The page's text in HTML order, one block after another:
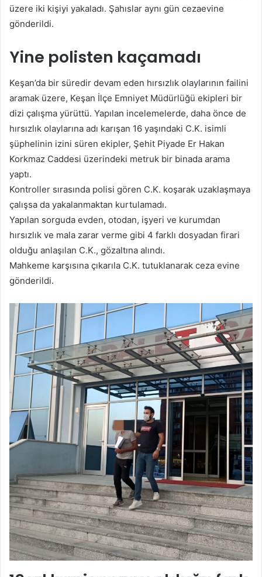
üzere iki kişiyi yakaladı. Şahıslar aynı gün cezaevine
gönderildi.
Yine polisten kaçamadı
Keşan’da bir süredir devam eden hırsızlık olaylarının failini
aramak üzere, Keşan İlçe Emniyet Müdürlüğü ekipleri bir
dizi çalışma yürüttü. Yapılan incelemelerde, daha önce de
hırsızlık olaylarına adı karışan 16 yaşındaki C.K. isimli
şüphelinin izini süren ekipler, Şehit Piyade Er Hakan
Korkmaz Caddesi üzerindeki metruk bir binada arama
yaptı.
Kontroller sırasında polisi gören C.K. koşarak uzaklaşmaya
çalışsa da yakalanmaktan kurtulamadı.
Yapılan sorguda evden, otodan, işyeri ve kurumdan
hırsızlık ve mala zarar verme gibi 4 farklı dosyadan firari
olduğu anlaşılan C.K., gözaltına alındı.
Mahkeme karşısına çıkarıla C.K. tutuklanarak ceza evine
gönderildi.